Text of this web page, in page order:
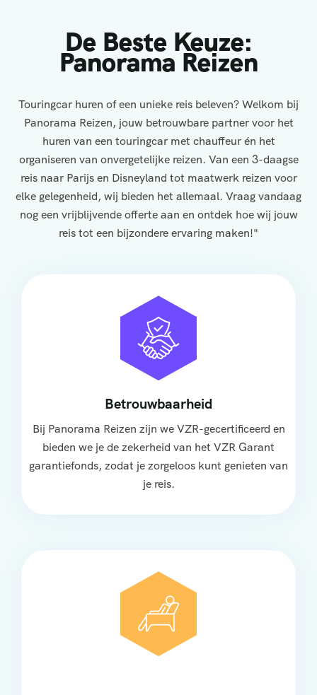
De Beste Keuze:
Panorama Reizen
Touringcar huren of een unieke reis beleven? Welkom bij
Panorama Reizen, jouw betrouwbare partner voor het
huren van een touringcar met chauffeur én het
organiseren van onvergetelijke reizen. Van een 3-daagse
reis naar Parijs en Disneyland tot maatwerk reizen voor
elke gelegenheid, wij bieden het allemaal. Vraag vandaag
nog een vrijblijvende offerte aan en ontdek hoe wij jouw
reis tot een bijzondere ervaring maken!"
Betrouwbaarheid
Bij Panorama Reizen zijn we VZR-gecertificeerd en
bieden we je de zekerheid van het VZR Garant
garantiefonds, zodat je zorgeloos kunt genieten van
je reis.